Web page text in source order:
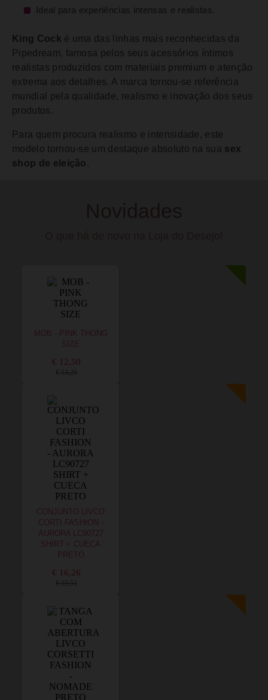
Ideal para experiências intensas e realistas.
King Cock é uma das linhas mais reconhecidas da
Pipedream, famosa pelos seus acessórios íntimos
realistas produzidos com materiais premium e atenção
extrema aos detalhes. A marca tornou-se referência
mundial pela qualidade, realismo e inovação dos seus
produtos.
Para quem procura realismo e intensidade, este
modelo tornou-se um destaque absoluto na sua sex
shop de eleição .
MOB - PINK THONG
SIZE
€ 12,50
€ 13,25
CONJUNTO LIVCO
CORTI FASHION -
AURORA LC90727
SHIRT + CUECA
PRETO
€ 16,26
€ 19,51